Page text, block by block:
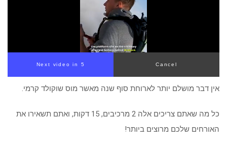
Next video in 4 Cancel
אין דבר מושלם יותר לארוחת סוף שנה מאשר מוס שוקולד קרמי.
כל מה שאתם צריכים אלה 2 מרכיבים, 15 דקות, ואתם תשאירו את
האורחים שלכם מרוצים ביותר!